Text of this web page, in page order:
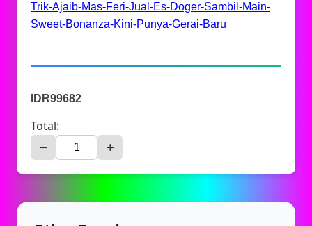
Trik-Ajaib-Mas-Feri-Jual-Es-Doger-Sambil-Main-
Sweet-Bonanza-Kini-Punya-Gerai-Baru
IDR99682
Total:
− +